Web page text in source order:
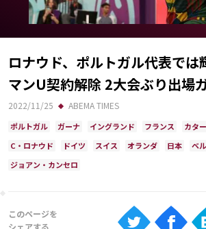
日程・結果
ランキング
Ranking
大会について
About
視聴方法
ロナウド、ポルトガル代表では
マンU契約解除 2大会ぶり出場
2022/11/25 ABEMA TIMES
ポルトガル ガーナ イングランド フランス カタ
C・ロナウド
ドイツ スイス オランダ 日本
ベ
ジョアン・カンセロ